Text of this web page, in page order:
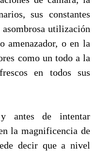
sus constantes
utilización
amenazador, o en la
como un todo a la
en todos sus
antes de intentar
la magnificencia de
decir que a nivel